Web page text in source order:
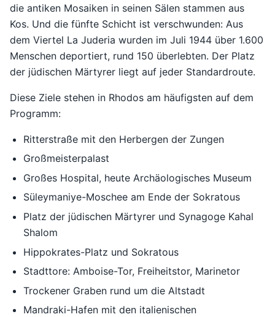
die antiken Mosaiken in seinen Sälen stammen aus
Kos. Und die fünfte Schicht ist verschwunden: Aus
dem Viertel La Juderia wurden im Juli 1944 über 1.600
Menschen deportiert, rund 150 überlebten. Der Platz
der jüdischen Märtyrer liegt auf jeder Standardroute.
Diese Ziele stehen in Rhodos am häufigsten auf dem
Programm:
Ritterstraße mit den Herbergen der Zungen
Großmeisterpalast
Großes Hospital, heute Archäologisches Museum
Süleymaniye-Moschee am Ende der Sokratous
Platz der jüdischen Märtyrer und Synagoge Kahal
Shalom
Hippokrates-Platz und Sokratous
Stadttore: Amboise-Tor, Freiheitstor, Marinetor
Trockener Graben rund um die Altstadt
Mandraki-Hafen mit den italienischen